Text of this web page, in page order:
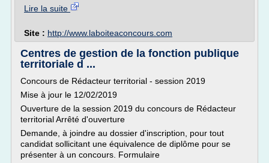
Lire la suite
Site : http://www.laboiteaconcours.com
Centres de gestion de la fonction publique
territoriale d ...
Concours de Rédacteur territorial - session 2019
Mise à jour le 12/02/2019
Ouverture de la session 2019 du concours de Rédacteur
territorial Arrêté d'ouverture
Demande, à joindre au dossier d'inscription, pour tout
candidat sollicitant une équivalence de diplôme pour se
présenter à un concours. Formulaire